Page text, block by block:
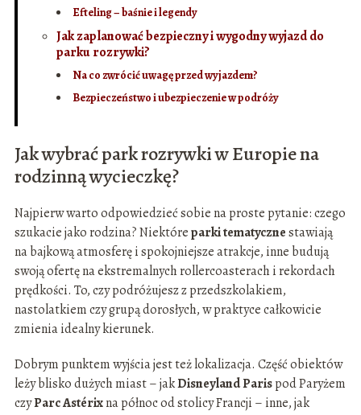
Efteling – baśnie i legendy
Jak zaplanować bezpieczny i wygodny wyjazd do
parku rozrywki?
Na co zwrócić uwagę przed wyjazdem?
Bezpieczeństwo i ubezpieczenie w podróży
Jak wybrać park rozrywki w Europie na
rodzinną wycieczkę?
Najpierw warto odpowiedzieć sobie na proste pytanie: czego
szukacie jako rodzina? Niektóreparki tematycznestawiają
na bajkową atmosferę i spokojniejsze atrakcje, inne budują
swoją ofertę na ekstremalnych rollercoasterach i rekordach
prędkości. To, czy podróżujesz z przedszkolakiem,
nastolatkiem czy grupą dorosłych, w praktyce całkowicie
zmienia idealny kierunek.
Dobrym punktem wyjścia jest też lokalizacja. Część obiektów
leży blisko dużych miast – jakDisneyland Parispod Paryżem
czyParc Astérixna północ od stolicy Francji – inne, jak